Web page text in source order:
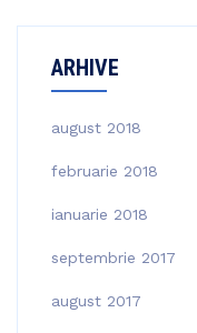
ARHIVE
august 2018
februarie 2018
ianuarie 2018
septembrie 2017
august 2017